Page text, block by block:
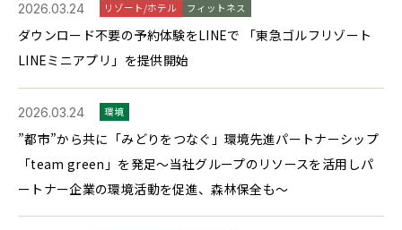
2026.03.24 リゾート/ホテル フィットネス
ダウンロード不要の予約体験をLINEで 「東急ゴルフリゾート
LINEミニアプリ」を提供開始
2026.03.24 環境
”都市”から共に「みどりをつなぐ」環境先進パートナーシップ
「team green」を発足～当社グループのリソースを活用しパ
ートナー企業の環境活動を促進、森林保全も～